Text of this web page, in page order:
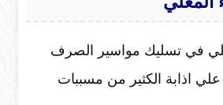
في تسليك مواسير الصرف
اذابة الكثير من مسببات